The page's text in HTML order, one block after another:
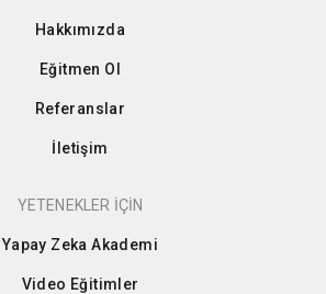
Hakkımızda
Eğitmen Ol
Referanslar
İletişim
YETENEKLER İÇİN
Yapay Zeka Akademi
Video Eğitimler